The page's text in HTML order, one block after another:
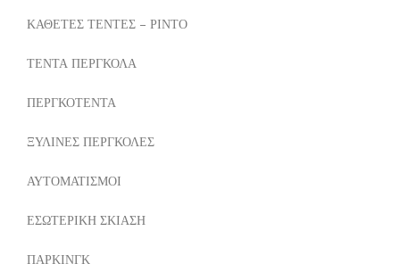
ΚΑΘΕΤΕΣ ΤΕΝΤΕΣ – ΡΙΝΤΟ
ΤΕΝΤΑ ΠΕΡΓΚΟΛΑ
ΠΕΡΓΚΟΤΕΝΤΑ
ΞΥΛΙΝΕΣ ΠΕΡΓΚΟΛΕΣ
ΑΥΤΟΜΑΤΙΣΜΟΙ
ΕΣΩΤΕΡΙΚΗ ΣΚΙΑΣΗ
ΠΑΡΚΙΝΓΚ